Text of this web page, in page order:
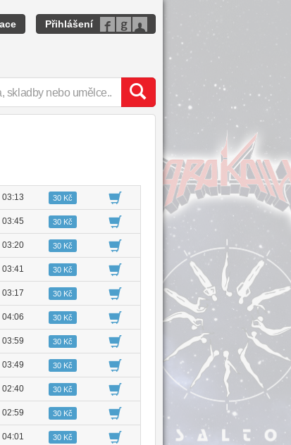
Přihlášení
03:13 30 Kč
03:45 30 Kč
03:20 30 Kč
03:41 30 Kč
03:17 30 Kč
04:06 30 Kč
03:59 30 Kč
03:49 30 Kč
02:40 30 Kč
02:59 30 Kč
04:01 30 Kč